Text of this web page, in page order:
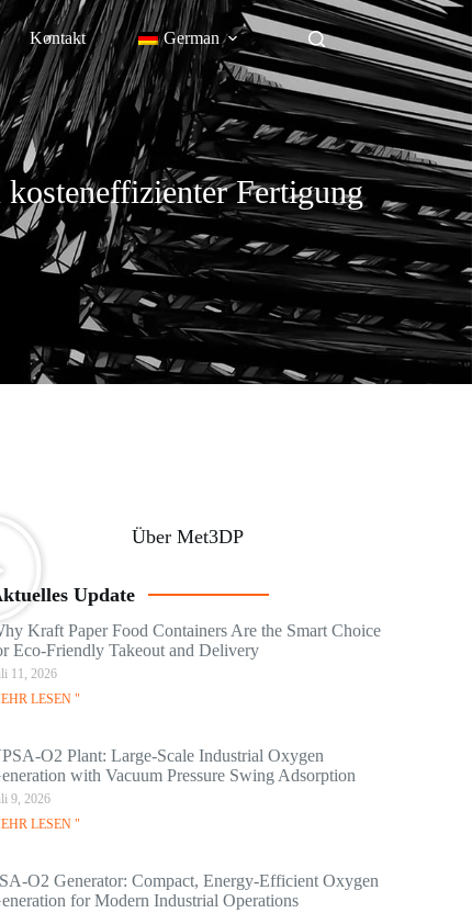
Kontakt German
Fertigung
Über Met3DP
Update
Kraft Paper Food Containers Are the Smart Choice
Eco-Friendly Takeout and Delivery
11, 2026
LESEN "
O2 Plant: Large-Scale Industrial Oxygen
with Vacuum Pressure Swing Adsorption
9, 2026
LESEN "
O2 Generator: Compact, Energy-Efficient Oxygen
for Modern Industrial Operations